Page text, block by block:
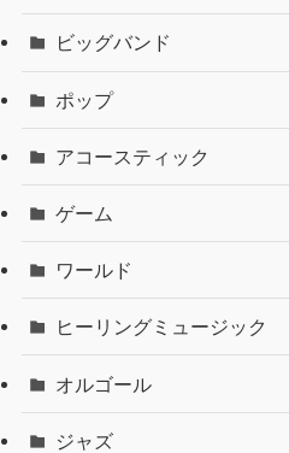
ビッグバンド
ポップ
アコースティック
ゲーム
ワールド
ヒーリングミュージック
オルゴール
ジャズ